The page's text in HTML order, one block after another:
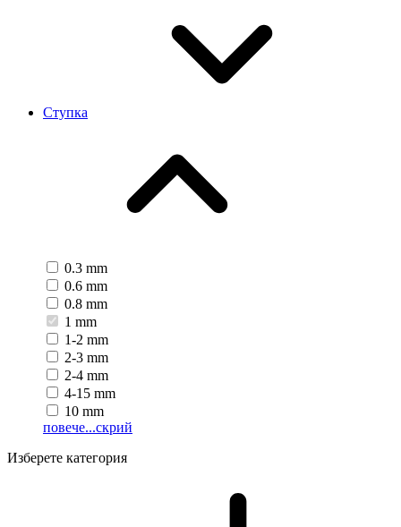
Ступка
0.3 mm
0.6 mm
0.8 mm
1 mm
1-2 mm
2-3 mm
2-4 mm
4-15 mm
10 mm
повече...скрий
Изберете категория